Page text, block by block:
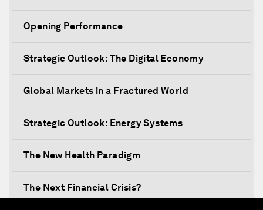
Opening Performance
Strategic Outlook: The Digital Economy
Global Markets in a Fractured World
Strategic Outlook: Energy Systems
The New Health Paradigm
The Next Financial Crisis?